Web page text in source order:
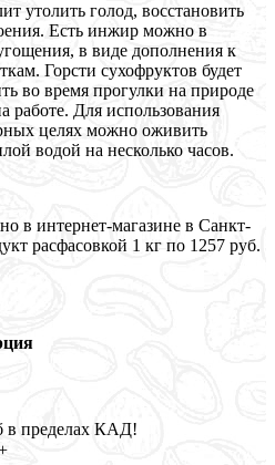
утолить голод, восстановить
Есть инжир можно в
в виде дополнения к
Горсти сухофруктов будет
во время прогулки на природе
работе. Для использования
целях можно оживить
водой на несколько часов.
в интернет-магазине в Санкт-
расфасовкой 1 кг по 1257 руб.
в пределах КАД!